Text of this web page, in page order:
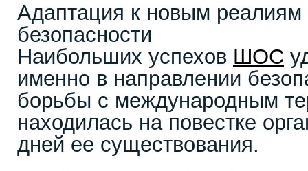
Адаптация к новым
безопасности
Наибольших успехов ШОС
именно в направлении
борьбы с международным
находилась на повестке
дней ее существования.